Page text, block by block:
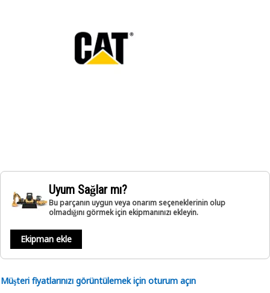
Uyum Sağlar mı?
Bu parçanın uygun veya onarım seçeneklerinin olup
olmadığını görmek için ekipmanınızı ekleyin.
Ekipman ekle
Müşteri fiyatlarınızı görüntülemek için oturum açın